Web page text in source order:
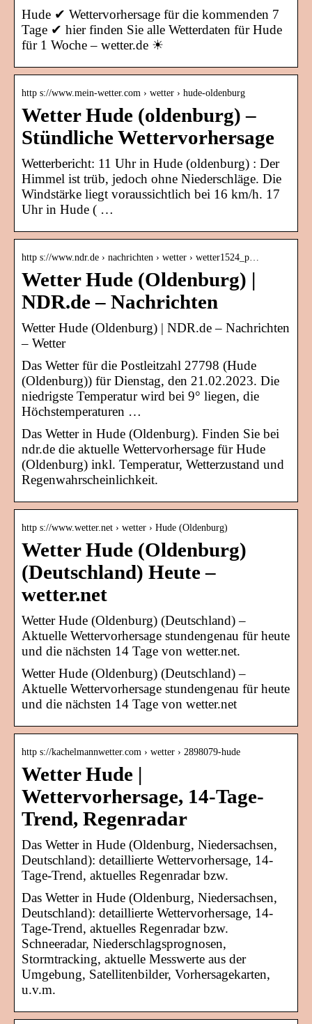
Hude ✔ Wettervorhersage für die kommenden 7
Tage ✔ hier finden Sie alle Wetterdaten für Hude
für 1 Woche – wetter.de ☀
http s://www.mein-wetter.com › wetter › hude-oldenburg
Wetter Hude (oldenburg) –
Stündliche Wettervorhersage
Wetterbericht: 11 Uhr in Hude (oldenburg) : Der
Himmel ist trüb, jedoch ohne Niederschläge. Die
Windstärke liegt voraussichtlich bei 16 km/h. 17
Uhr in Hude ( …
http s://www.ndr.de › nachrichten › wetter › wetter1524_p…
Wetter Hude (Oldenburg) |
NDR.de – Nachrichten
Wetter Hude (Oldenburg) | NDR.de – Nachrichten
– Wetter
Das Wetter für die Postleitzahl 27798 (Hude
(Oldenburg)) für Dienstag, den 21.02.2023. Die
niedrigste Temperatur wird bei 9° liegen, die
Höchstemperaturen …
Das Wetter in Hude (Oldenburg). Finden Sie bei
ndr.de die aktuelle Wettervorhersage für Hude
(Oldenburg) inkl. Temperatur, Wetterzustand und
Regenwahrscheinlichkeit.
http s://www.wetter.net › wetter › Hude (Oldenburg)
Wetter Hude (Oldenburg)
(Deutschland) Heute –
wetter.net
Wetter Hude (Oldenburg) (Deutschland) –
Aktuelle Wettervorhersage stundengenau für heute
und die nächsten 14 Tage von wetter.net.
Wetter Hude (Oldenburg) (Deutschland) –
Aktuelle Wettervorhersage stundengenau für heute
und die nächsten 14 Tage von wetter.net
http s://kachelmannwetter.com › wetter › 2898079-hude
Wetter Hude |
Wettervorhersage, 14-Tage-
Trend, Regenradar
Das Wetter in Hude (Oldenburg, Niedersachsen,
Deutschland): detaillierte Wettervorhersage, 14-
Tage-Trend, aktuelles Regenradar bzw.
Das Wetter in Hude (Oldenburg, Niedersachsen,
Deutschland): detaillierte Wettervorhersage, 14-
Tage-Trend, aktuelles Regenradar bzw.
Schneeradar, Niederschlagsprognosen,
Stormtracking, aktuelle Messwerte aus der
Umgebung, Satellitenbilder, Vorhersagekarten,
u.v.m.